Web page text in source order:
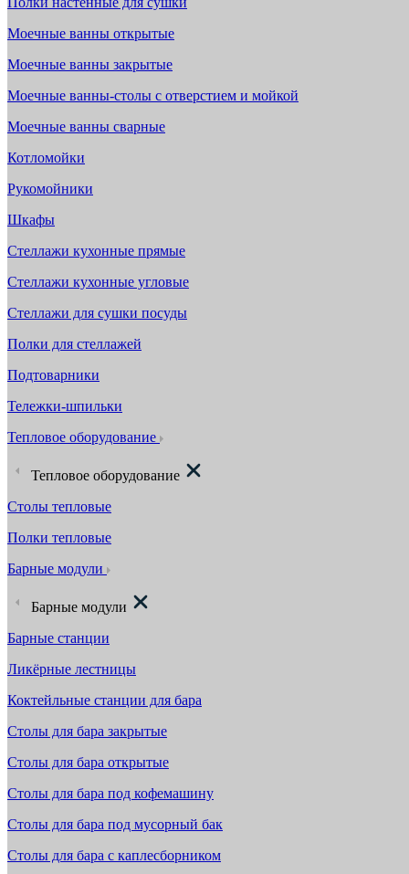
Моечные ванны открытые
Моечные ванны закрытые
Моечные ванны-столы с отверстием и мойкой
Моечные ванны сварные
Котломойки
Рукомойники
Шкафы
Стеллажи кухонные прямые
Стеллажи кухонные угловые
Стеллажи для сушки посуды
Полки для стеллажей
Подтоварники
Тележки-шпильки
Тепловое оборудование
Тепловое оборудование
Столы тепловые
Полки тепловые
Барные модули
Барные модули
Барные станции
Ликёрные лестницы
Коктейльные станции для бара
Столы для бара закрытые
Столы для бара открытые
Столы для бара под кофемашину
Столы для бара под мусорный бак
Столы для бара с каплесборником